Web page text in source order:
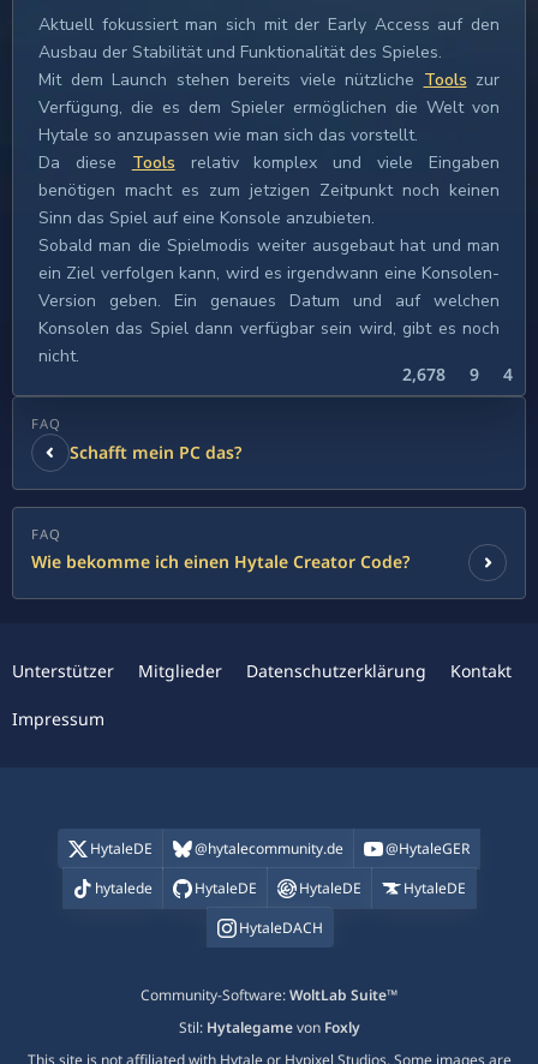
Aktuell fokussiert man sich mit der Early Access auf den
Ausbau der Stabilität und Funktionalität des Spieles.
Mit dem Launch stehen bereits viele nützliche Tools zur
Verfügung, die es dem Spieler ermöglichen die Welt von
Hytale so anzupassen wie man sich das vorstellt.
Da diese Tools relativ komplex und viele Eingaben
benötigen macht es zum jetzigen Zeitpunkt noch keinen
Sinn das Spiel auf eine Konsole anzubieten.
Sobald man die Spielmodis weiter ausgebaut hat und man
ein Ziel verfolgen kann, wird es irgendwann eine Konsolen-
Version geben. Ein genaues Datum und auf welchen
Konsolen das Spiel dann verfügbar sein wird, gibt es noch
nicht.
2,678 9 4
FAQ
Schafft mein PC das?
FAQ
Wie bekomme ich einen Hytale Creator Code?
Unterstützer Mitglieder Datenschutzerklärung Kontakt
Impressum
HytaleDE @hytalecommunity.de
@HytaleGER
hytalede
HytaleDE HytaleDE
HytaleDE
HytaleDACH
Community-Software:WoltLab Suite™
Stil: Hytalegamevon Foxly